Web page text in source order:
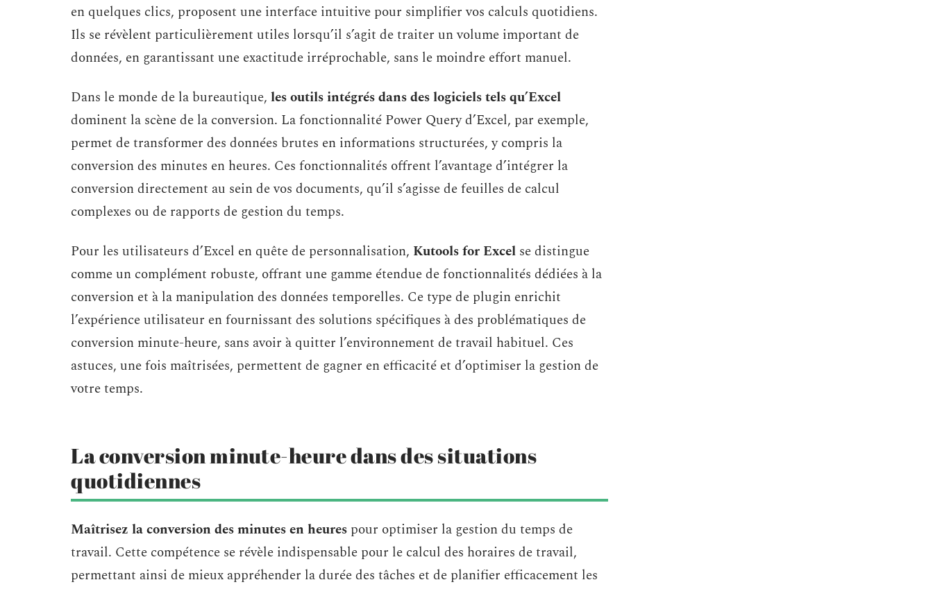
en quelques clics, proposent une interface intuitive pour simplifier vos calculs quotidiens.
Ils se révèlent particulièrement utiles lorsqu’il s’agit de traiter un volume important de
données, en garantissant une exactitude irréprochable, sans le moindre effort manuel.
Dans le monde de la bureautique, les outils intégrés dans des logiciels tels qu’Excel
dominent la scène de la conversion. La fonctionnalité Power Query d’Excel, par exemple,
permet de transformer des données brutes en informations structurées, y compris la
conversion des minutes en heures. Ces fonctionnalités offrent l’avantage d’intégrer la
conversion directement au sein de vos documents, qu’il s’agisse de feuilles de calcul
complexes ou de rapports de gestion du temps.
Pour les utilisateurs d’Excel en quête de personnalisation, Kutools for Excel se distingue
comme un complément robuste, offrant une gamme étendue de fonctionnalités dédiées à la
conversion et à la manipulation des données temporelles. Ce type de plugin enrichit
l’expérience utilisateur en fournissant des solutions spécifiques à des problématiques de
conversion minute-heure, sans avoir à quitter l’environnement de travail habituel. Ces
astuces, une fois maîtrisées, permettent de gagner en efficacité et d’optimiser la gestion de
votre temps.
La conversion minute-heure dans des situations
quotidiennes
Maîtrisez la conversion des minutes en heures pour optimiser la gestion du temps de
travail. Cette compétence se révèle indispensable pour le calcul des horaires de travail,
permettant ainsi de mieux appréhender la durée des tâches et de planifier efficacement les